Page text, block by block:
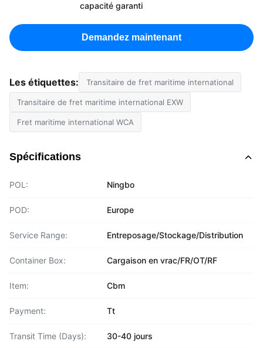
capacité garanti
Demandez maintenant
Les étiquettes: Transitaire de fret maritime international
Transitaire de fret maritime international EXW
Fret maritime international WCA
Spécifications
POL: Ningbo
POD: Europe
Service Range: Entreposage/Stockage/Distribution
Container Box: Cargaison en vrac/FR/OT/RF
Item: Cbm
Payment: Tt
Transit Time (Days): 30-40 jours